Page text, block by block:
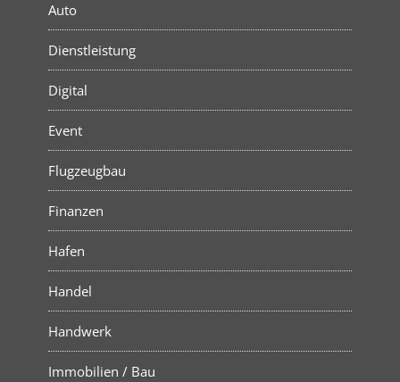
Auto
Dienstleistung
Digital
Event
Flugzeugbau
Finanzen
Hafen
Handel
Handwerk
Immobilien / Bau